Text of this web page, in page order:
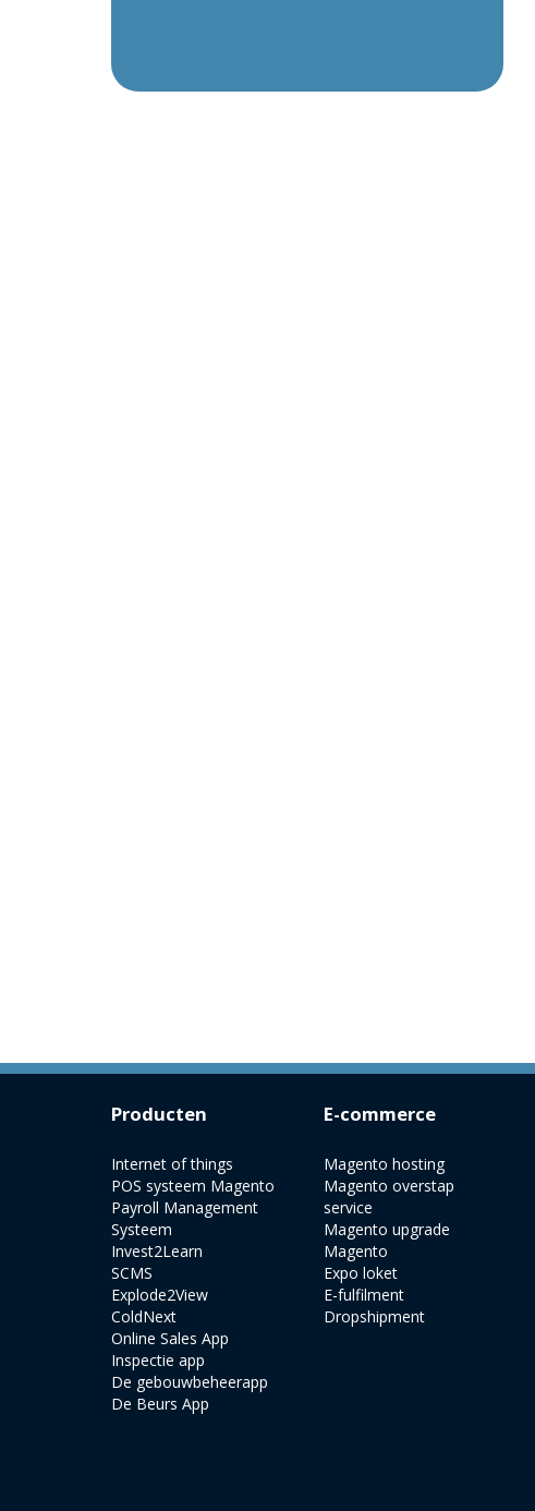
Producten
Internet of things
POS systeem Magento
Payroll Management
Systeem
Invest2Learn
SCMS
Explode2View
ColdNext
Online Sales App
Inspectie app
De gebouwbeheerapp
De Beurs App
E-commerce
Magento hosting
Magento overstap
service
Magento upgrade
Magento
Expo loket
E-fulfilment
Dropshipment